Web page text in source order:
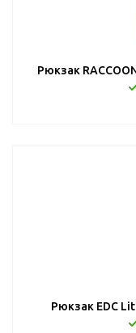
Рюкзак
Рюкзак EDC